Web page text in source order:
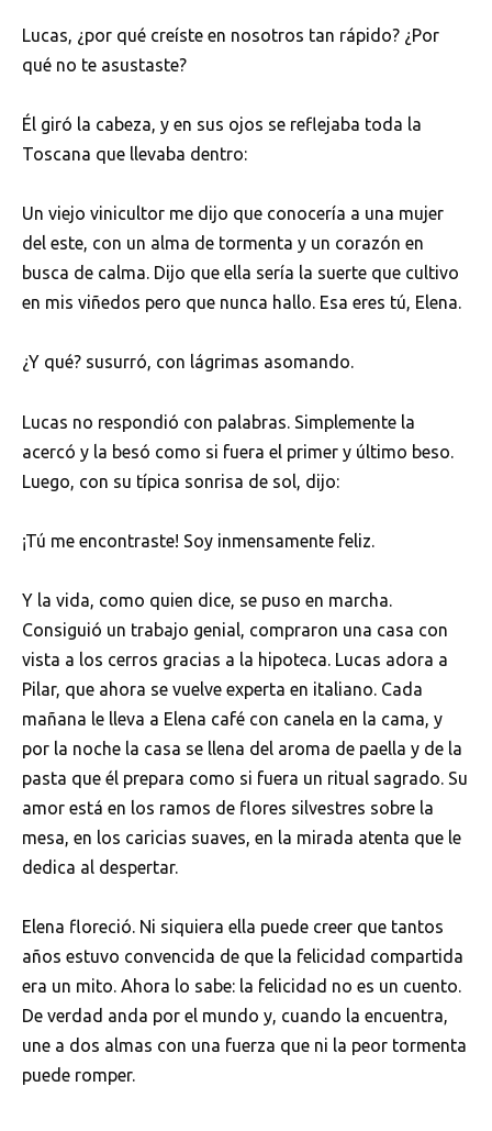
Lucas, ¿por qué creíste en nosotros tan rápido? ¿Por
qué no te asustaste?
Él giró la cabeza, y en sus ojos se reflejaba toda la
Toscana que llevaba dentro:
Un viejo vinicultor me dijo que conocería a una mujer
del este, con un alma de tormenta y un corazón en
busca de calma. Dijo que ella sería la suerte que cultivo
en mis viñedos pero que nunca hallo. Esa eres tú, Elena.
¿Y qué? susurró, con lágrimas asomando.
Lucas no respondió con palabras. Simplemente la
acercó y la besó como si fuera el primer y último beso.
Luego, con su típica sonrisa de sol, dijo:
¡Tú me encontraste! Soy inmensamente feliz.
Y la vida, como quien dice, se puso en marcha.
Consiguió un trabajo genial, compraron una casa con
vista a los cerros gracias a la hipoteca. Lucas adora a
Pilar, que ahora se vuelve experta en italiano. Cada
mañana le lleva a Elena café con canela en la cama, y
por la noche la casa se llena del aroma de paella y de la
pasta que él prepara como si fuera un ritual sagrado. Su
amor está en los ramos de flores silvestres sobre la
mesa, en los caricias suaves, en la mirada atenta que le
dedica al despertar.
Elena floreció. Ni siquiera ella puede creer que tantos
años estuvo convencida de que la felicidad compartida
era un mito. Ahora lo sabe: la felicidad no es un cuento.
De verdad anda por el mundo y, cuando la encuentra,
une a dos almas con una fuerza que ni la peor tormenta
puede romper.